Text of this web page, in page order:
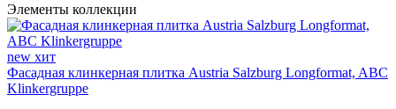
Элементы коллекции
new хит
Фасадная клинкерная плитка Austria Salzburg Longformat, ABC
Klinkergruppe